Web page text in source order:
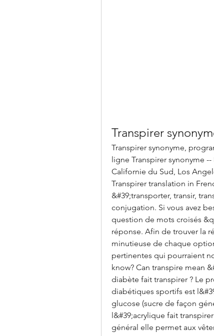
Transpirer
Transpirer synonyme,
ligne Transpirer synonyme
Californie du Sud, Los
Transpirer translation in
&#39;transporter, transir,
conjugation. Si vous avez
question de mots croisés
réponse. Afin de trouver la
minutieuse de chaque
pertinentes qui pourraient
know? Can transpire mean
diabète fait transpirer ? Le
diabétiques sportifs est
glucose (sucre de façon
l&#39;acrylique fait
général elle permet aux